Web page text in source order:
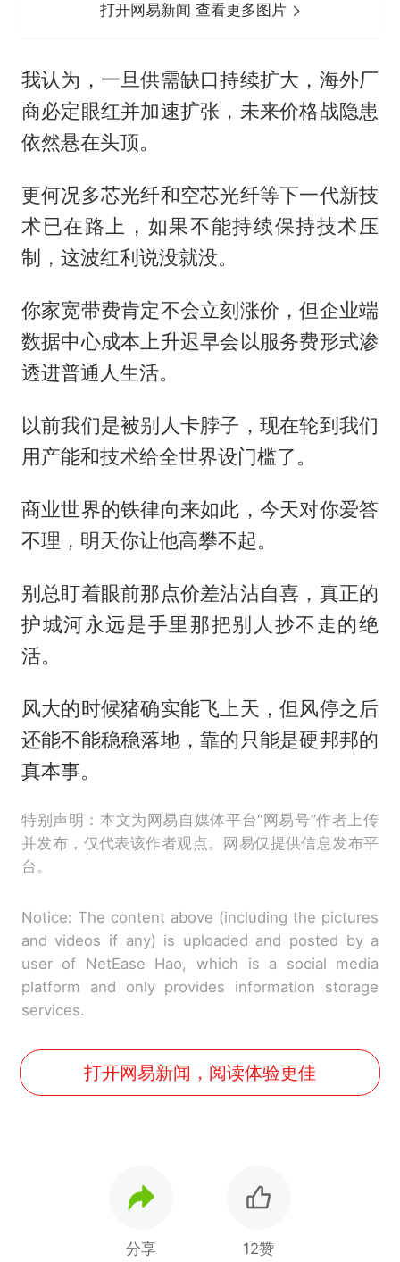
打开网易新闻 查看更多图片
我认为，一旦供需缺口持续扩大，海外厂
商必定眼红并加速扩张，未来价格战隐患
依然悬在头顶。
更何况多芯光纤和空芯光纤等下一代新技
术已在路上，如果不能持续保持技术压
制，这波红利说没就没。
你家宽带费肯定不会立刻涨价，但企业端
数据中心成本上升迟早会以服务费形式渗
透进普通人生活。
以前我们是被别人卡脖子，现在轮到我们
用产能和技术给全世界设门槛了。
商业世界的铁律向来如此，今天对你爱答
不理，明天你让他高攀不起。
别总盯着眼前那点价差沾沾自喜，真正的
护城河永远是手里那把别人抄不走的绝
活。
风大的时候猪确实能飞上天，但风停之后
还能不能稳稳落地，靠的只能是硬邦邦的
真本事。
特别声明：本文为网易自媒体平台“网易号”作者上传
并发布，仅代表该作者观点。网易仅提供信息发布平
台。
Notice: The content above (including the pictures
and videos if any) is uploaded and posted by a
user of NetEase Hao, which is a social media
platform and only provides information storage
services.
打开网易新闻，阅读体验更佳
分享 12赞